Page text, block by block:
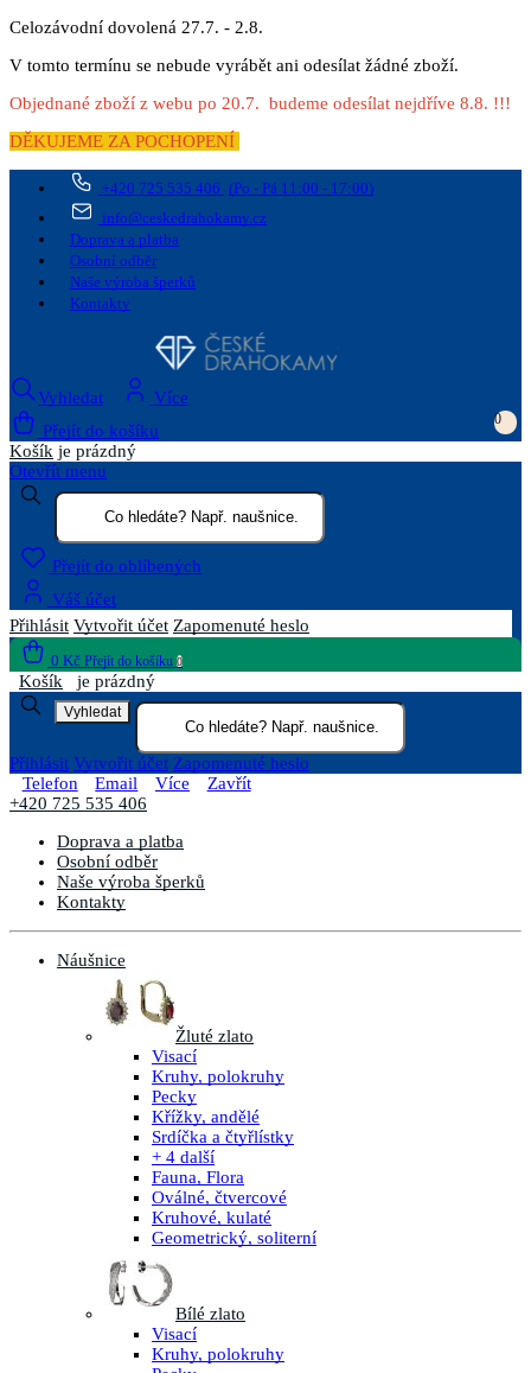
Celozávodní dovolená 27.7. - 2.8.
V tomto termínu se nebude vyrábět ani odesílat žádné zboží.
Objednané zboží z webu po 20.7. budeme odesílat nejdříve 8.8. !!!
DĚKUJEME ZA POCHOPENÍ
+420 725 535 406 (Po - Pá 11:00 - 17:00)
info@ceskedrahokamy.cz
Doprava a platba
Osobní odběr
Naše výroba šperků
Kontakty
Vyhledat
Více
Přejít do košíku
0
Košík je prázdný
Otevřít menu
Přejít do oblíbených
Váš účet
Přihlásit Vytvořit účet Zapomenuté heslo
0 Kč Přejít do košíku 0
Košík je prázdný
Vyhledat
Přihlásit Vytvořit účet Zapomenuté heslo
Telefon
Email Více
Zavřít
+420 725 535 406
Doprava a platba
Osobní odběr
Naše výroba šperků
Kontakty
Náušnice
Žluté zlato
Visací
Kruhy, polokruhy
Pecky
Křížky, andělé
Srdíčka a čtyřlístky
+ 4 další
Fauna, Flora
Oválné, čtvercové
Kruhové, kulaté
Geometrický, soliterní
Bílé zlato
Visací
Kruhy, polokruhy